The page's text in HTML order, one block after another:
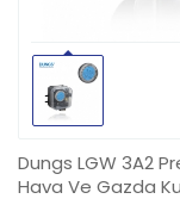
Dungs LGW 3A2
Hava Ve Gazda